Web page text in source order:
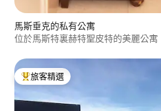
馬斯垂克的私有公寓
位於馬斯特裏赫特聖皮特的美麗公寓
旅客精選榜首
旅客精選